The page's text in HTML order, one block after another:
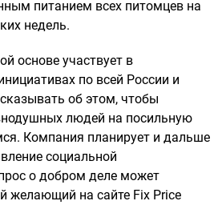
питанием всех питомцев на
недель.
основе участвует в
по всей России и
об этом, чтобы
людей на посильную
Компания планирует и дальше
социальной
о добром деле может
желающий на сайте Fix Price